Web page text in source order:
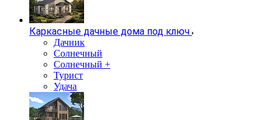
Каркасные дачные дома под ключ
Дачник
Солнечный
Солнечный +
Турист
Удача